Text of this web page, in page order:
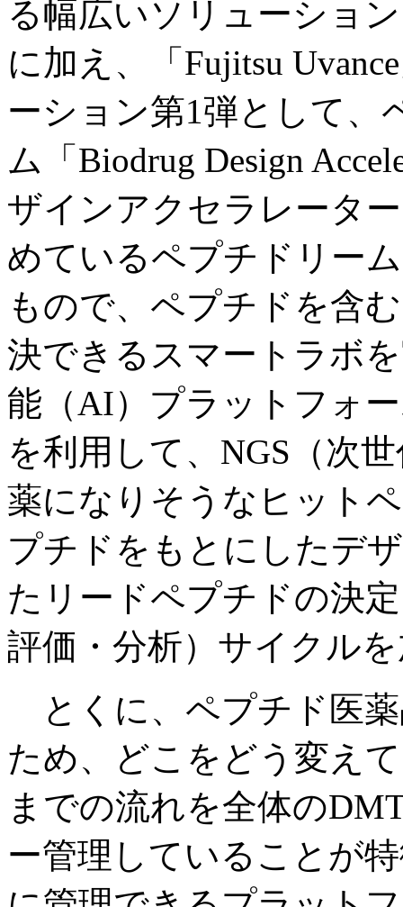
る幅広いソリューショ
に加え、「Fujitsu
ーション第1弾として、
ム「Biodrug Design
ザインアクセラレータ
めているペプチドリー
もので、ペプチドを含
決できるスマートラボ
能（AI）プラットフォ
を利用して、NGS（次
薬になりそうなヒット
プチドをもとにしたデ
たリードペプチドの決
評価・分析）サイクル
とくに、ペプチド医
ため、どこをどう変え
までの流れを全体の
ー管理していることが